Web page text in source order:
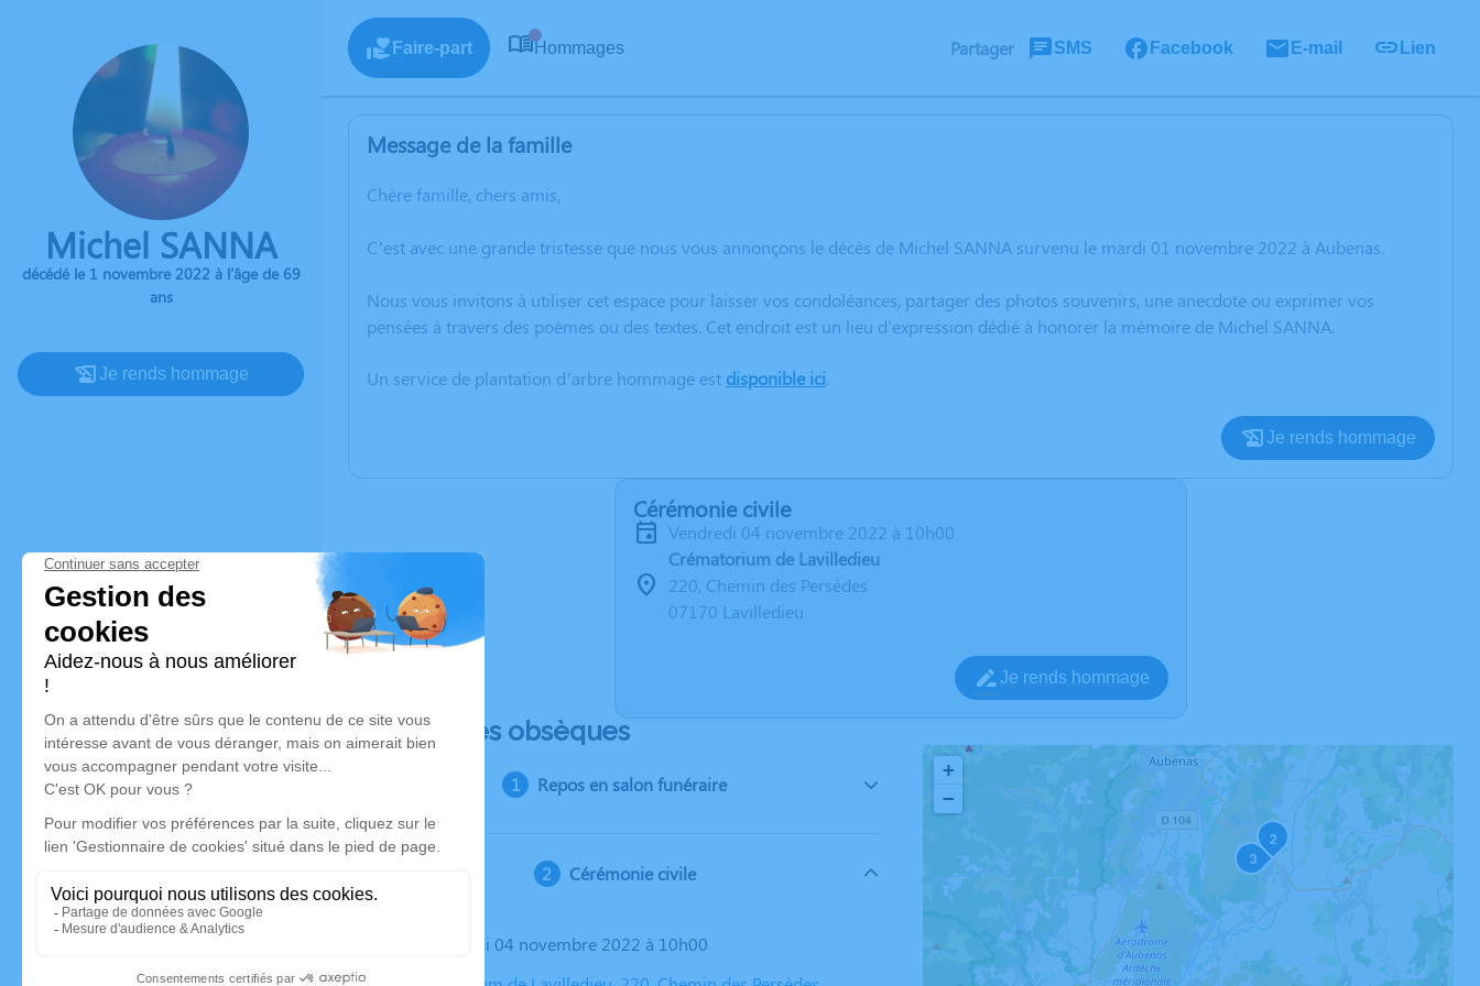
Michel SANNA
décédé le 1 novembre 2022 à l'âge de 69
ans
Je rends hommage
Faire-part Hommages Partager SMS Facebook E-mail Lien
Message de la famille
Chère famille, chers amis,
C’est avec une grande tristesse que nous vous annonçons le décès de Michel SANNA survenu le mardi 01 novembre 2022 à Aubenas.
Nous vous invitons à utiliser cet espace pour laisser vos condoléances, partager des photos souvenirs, une anecdote ou exprimer vos
pensées à travers des poèmes ou des textes. Cet endroit est un lieu d'expression dédié à honorer la mémoire de Michel SANNA.
Un service de plantation d’arbre hommage est disponible ici.
Je rends hommage
Cérémonie civile
vendredi 04 novembre 2022 à 10h00
Crématorium de Lavilledieu
220, Chemin des Persèdes
07170 Lavilledieu
Je rends hommage
Déroulé des obsèques
Repos en salon funéraire
Cérémonie civile
Le vendredi 04 novembre 2022 à 10h00
2
3
+
−